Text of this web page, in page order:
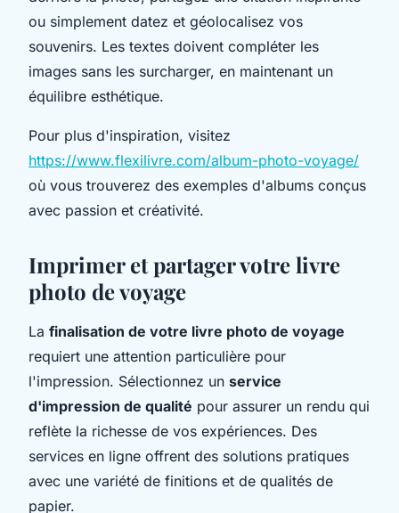
ou simplement datez et géolocalisez vos
souvenirs. Les textes doivent compléter les
images sans les surcharger, en maintenant un
équilibre esthétique.
Pour plus d'inspiration, visitez
https://www.flexilivre.com/album-photo-voyage/
où vous trouverez des exemples d'albums conçus
avec passion et créativité.
Imprimer et partager votre livre
photo de voyage
La finalisation de votre livre photo de voyage
requiert une attention particulière pour
l'impression. Sélectionnez un service
d'impression de qualité pour assurer un rendu qui
reflète la richesse de vos expériences. Des
services en ligne offrent des solutions pratiques
avec une variété de finitions et de qualités de
papier.